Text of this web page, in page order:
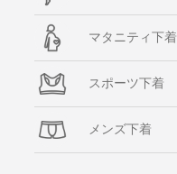
マタニティ下着
スポーツ下着
メンズ下着